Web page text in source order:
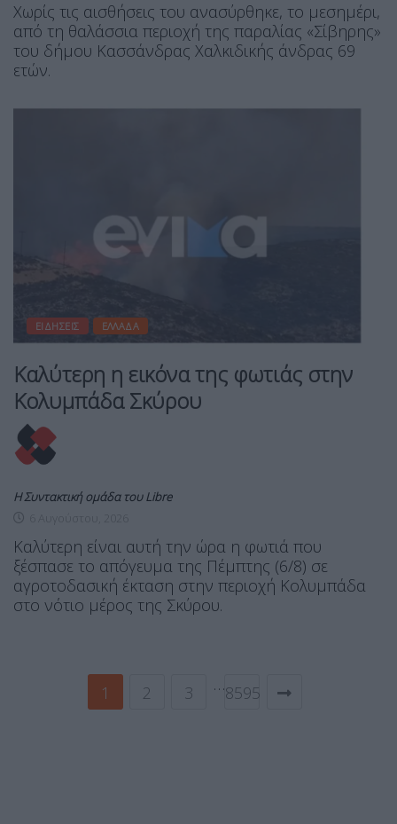
Χωρίς τις αισθήσεις του ανασύρθηκε, το μεσημέρι,
από τη θαλάσσια περιοχή της παραλίας «Σίβηρης»
του δήμου Κασσάνδρας Χαλκιδικής άνδρας 69
ετών.
ΕΙΔΉΣΕΙΣ ΕΛΛΆΔΑ
Καλύτερη η εικόνα της φωτιάς στην
Κολυμπάδα Σκύρου
Η Συντακτική ομάδα του Libre
Καλύτερη είναι αυτή την ώρα η φωτιά που
ξέσπασε το απόγευμα της Πέμπτης (6/8) σε
αγροτοδασική έκταση στην περιοχή Κολυμπάδα
στο νότιο μέρος της Σκύρου.
1 2 3 …8595